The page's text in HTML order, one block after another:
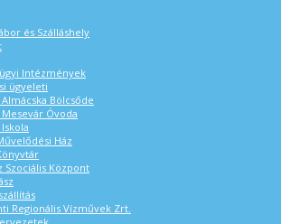
és Szálláshely
Intézmények
ügyeleti
Bölcsőde
Óvoda
Ház
Szociális Központ
Regionális Vízművek Zrt.